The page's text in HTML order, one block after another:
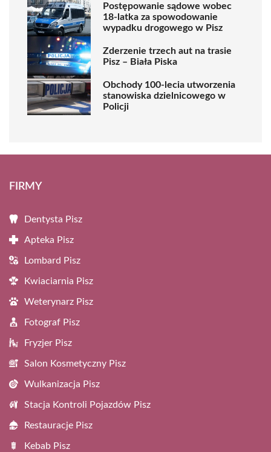
Postępowanie sądowe wobec
18-latka za spowodowanie
wypadku drogowego w Pisz
Zderzenie trzech aut na trasie
Pisz – Biała Piska
Obchody 100-lecia utworzenia
stanowiska dzielnicowego w
Policji
FIRMY
Dentysta Pisz
Apteka Pisz
Lombard Pisz
Kwiaciarnia Pisz
Weterynarz Pisz
Fotograf Pisz
Fryzjer Pisz
Salon Kosmetyczny Pisz
Wulkanizacja Pisz
Stacja Kontroli Pojazdów Pisz
Restauracje Pisz
Kebab Pisz